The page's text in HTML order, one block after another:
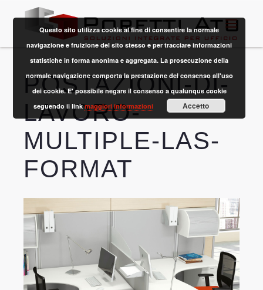
POSTAZIONI-DI-
LAVORO-
MULTIPLE-LAS-
FORMAT
Questo sito utilizza cookie al fine di consentire la normale
navigazione e fruizione del sito stesso e per tracciare informazioni
statistiche in forma anonima e aggregata. La prosecuzione della
normale navigazione comporta la prestazione del consenso all'uso
dei cookie. E' possibile negare il consenso a qualunque cookie
seguendo il linkmaggiori informazioni Accetto